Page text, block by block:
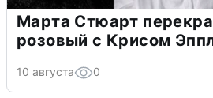
Марта Стюарт
розовый с Крисом
10 августа 0